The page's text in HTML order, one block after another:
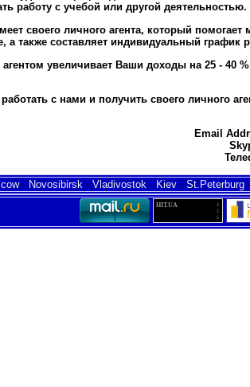
работу с учебой или другой деятельностью.
своего личного агента, который
а также составляет индивидуальный график
увеличивает Ваши доходы на 25 - 40
с нами и получить своего личного
Email
- Novosibirsk- Vladivostok- Kiev- St.Peterburg
HIT.UA
1
1
1